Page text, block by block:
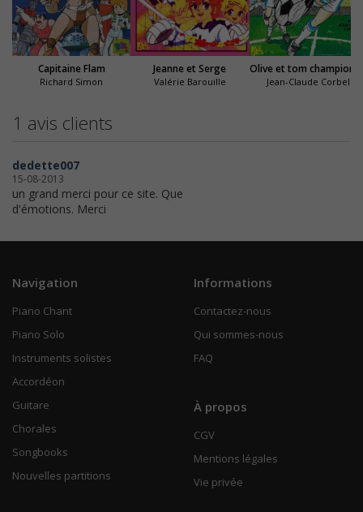
Capitaine Flam
Richard Simon
Jeanne et Serge
Valérie Barouille Jean-Claude Corbel
1 avis clients
dedette007
15-08-2013
un grand merci pour ce site. Que
d'émotions. Merci
Navigation
Piano Chant
Piano Solo
Instruments solistes
Accordéon
Guitare
Chorales
Songbooks
Nouvelles partitions
Informations
Contactez-nous
Qui sommes-nous
FAQ
À propos
CGV
Mentions légales
Vie privée